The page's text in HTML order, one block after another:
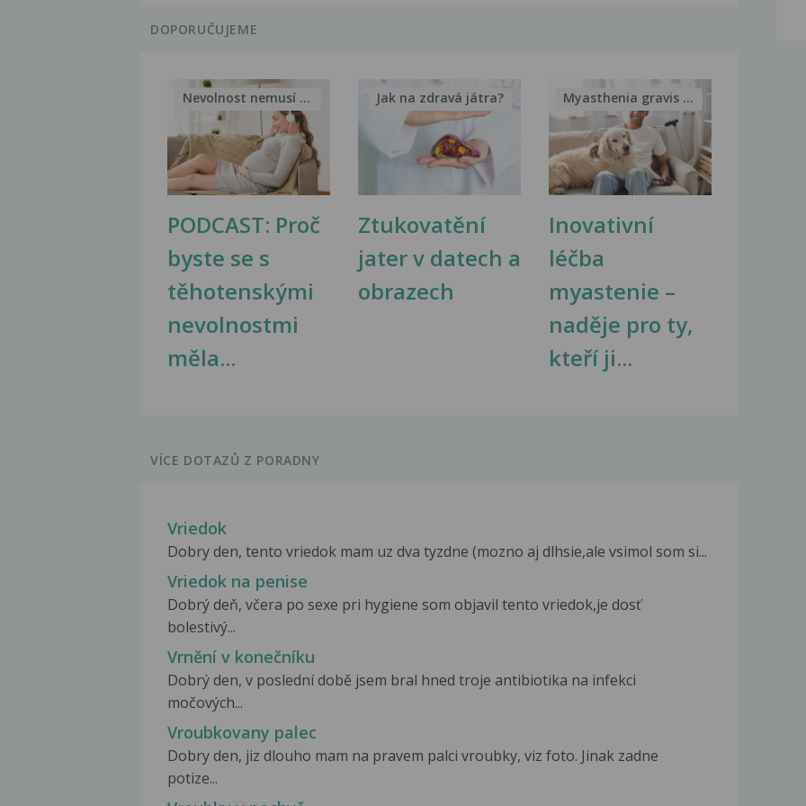
DOPORUČUJEME
PODCAST: Proč
byste se s
těhotenskými
nevolnostmi
měla...
Nevolnost nemusí být nutnou...
Ztukovatění
jater v datech a
obrazech
Jak na zdravá játra?
Inovativní
léčba
myastenie –
naděje pro ty,
kteří ji...
Myasthenia gravis – vše, co...
VÍCE DOTAZŮ Z PORADNY
Vriedok
Dobry den, tento vriedok mam uz dva tyzdne (mozno aj dlhsie,ale vsimol som si...
Vriedok na penise
Dobrý deň, včera po sexe pri hygiene som objavil tento vriedok,je dosť
bolestivý...
Vrnění v konečníku
Dobrý den, v poslední době jsem bral hned troje antibiotika na infekci
močových...
Vroubkovany palec
Dobry den, jiz dlouho mam na pravem palci vroubky, viz foto. Jinak zadne
potize...